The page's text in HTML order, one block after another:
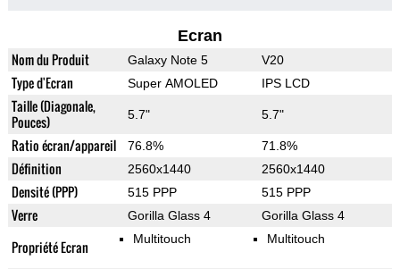
Ecran
Nom du Produit Galaxy Note 5 V20
Type d'Ecran Super AMOLED IPS LCD
Taille (Diagonale,
Pouces)
5.7" 5.7"
Ratio écran/appareil 76.8% 71.8%
Définition 2560x1440 2560x1440
Densité (PPP) 515 PPP 515 PPP
Verre Gorilla Glass 4 Gorilla Glass 4
Propriété Ecran Multitouch Multitouch